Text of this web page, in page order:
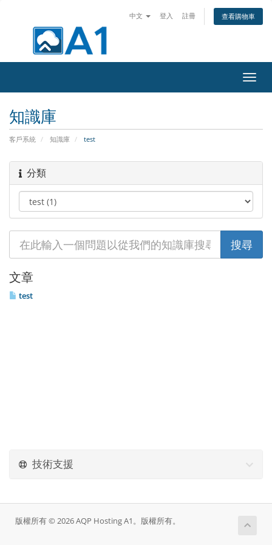
中文 登入 註冊 查看購物車
切
換
知識庫
客戶系統 知識庫 test
分類
文章
test
技術支援
版權所有 © 2026 AQP Hosting A1。版權所有。